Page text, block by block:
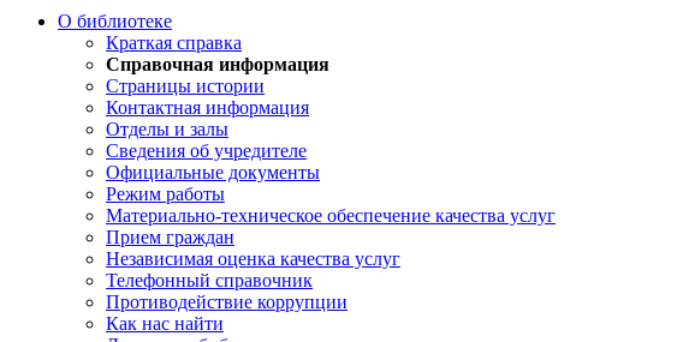
О библиотеке
Краткая справка
Справочная информация
Страницы истории
Контактная информация
Отделы и залы
Сведения об учредителе
Официальные документы
Режим работы
Материально-техническое обеспечение качества услуг
Прием граждан
Независимая оценка качества услуг
Телефонный справочник
Противодействие коррупции
Как нас найти